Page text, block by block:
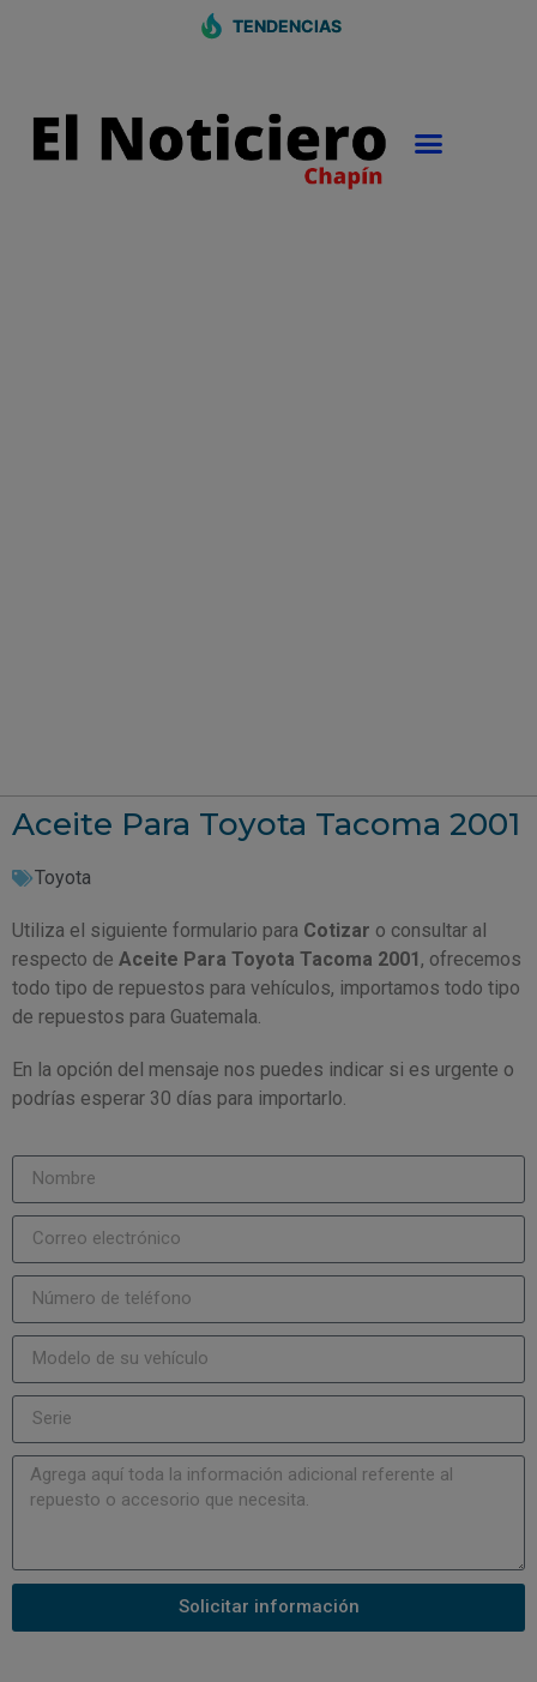
TENDENCIAS
Aceite Para Toyota Tacoma 2001
Toyota
Utiliza el siguiente formulario para Cotizar o consultar al
respecto de Aceite Para Toyota Tacoma 2001 , ofrecemos
todo tipo de repuestos para vehículos, importamos todo tipo
de repuestos para Guatemala.
En la opción del mensaje nos puedes indicar si es urgente o
podrías esperar 30 días para importarlo.
Solicitar información